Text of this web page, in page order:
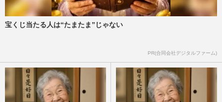
宝くじ当たる人は“たまたま”じゃない
PR(合同会社デジタルファーム)